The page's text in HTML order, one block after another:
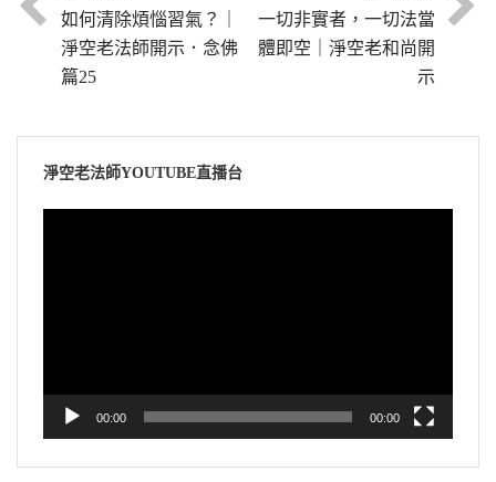
如何清除煩惱習氣？｜
淨空老法師開示．念佛
篇25
一切非實者，一切法當
體即空｜淨空老和尚開
示
淨空老法師YOUTUBE直播台
00:00 00:00